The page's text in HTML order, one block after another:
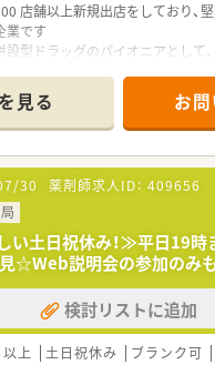
店舗以上新規出店をしており、
業です
型ドラッグのパイオニアとして、
度は様々なプランがあり、集合研
研修も幅広く用意されています
躍する従業員、社外で活躍する
業員など、薬剤師として様々な活
れています
師・調剤薬剤師（土日休み・19時ま
を選択できます
型だけでなく「医療モール・クリ
」「訪問調剤特化型店舗」など様々
療にも積極的取り組んでおり「訪問
上、無菌調剤室は業界最多の51店
ナくるみん認定企業」「健康経営
）認定」等を取得し一人ひとりが
見る お
30 薬剤師求人ID： 409656
い土日祝休み！≫平日19
☆Web説明会の参加のみも
検討リストに追加
上 土日祝休み ブランク可